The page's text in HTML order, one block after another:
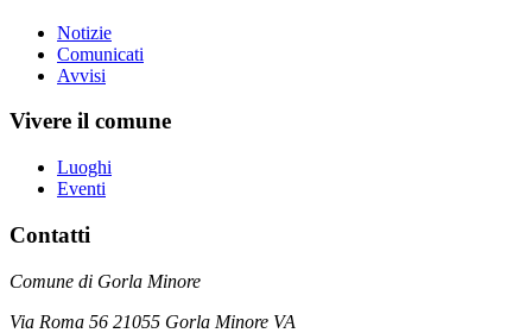
Notizie
Comunicati
Avvisi
Vivere il comune
Luoghi
Eventi
Contatti
Comune di Gorla Minore
Via Roma 56 21055 Gorla Minore VA